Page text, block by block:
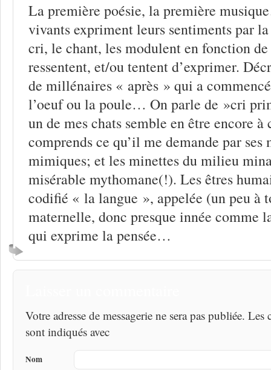
La première poésie, la première
vivants expriment leurs sentiments par
cri, le chant, les modulent en fonction de
ressentent, et/ou tentent d’exprimer.
de millénaires « après » qui a
l’oeuf ou la poule… On parle de »cri
un de mes chats semble en être encore à
comprends ce qu’il me demande par ses
mimiques; et les minettes du milieu
misérable mythomane(!). Les êtres
codifié « la langue », appelée (un peu
maternelle, donc presque innée comme
qui exprime la pensée…
Votre adresse de messagerie ne sera pas publiée.
sont indiqués avec
Nom